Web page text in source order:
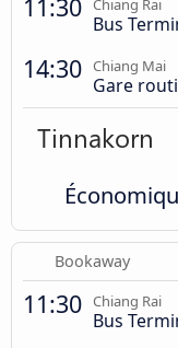
11:30 Chiang Rai
Bus
14:30 Chiang Mai
Gare
Bookaway
11:30 Chiang Rai
Bus